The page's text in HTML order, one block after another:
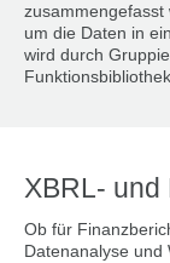
zusammengefasst
um die Daten in
wird durch
XBRL- und
Ob für
Datenanalyse und